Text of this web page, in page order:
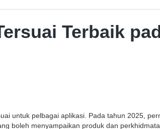
Terbaik
untuk pelbagai aplikasi. Pada tahun 2025,
boleh menyampaikan produk dan